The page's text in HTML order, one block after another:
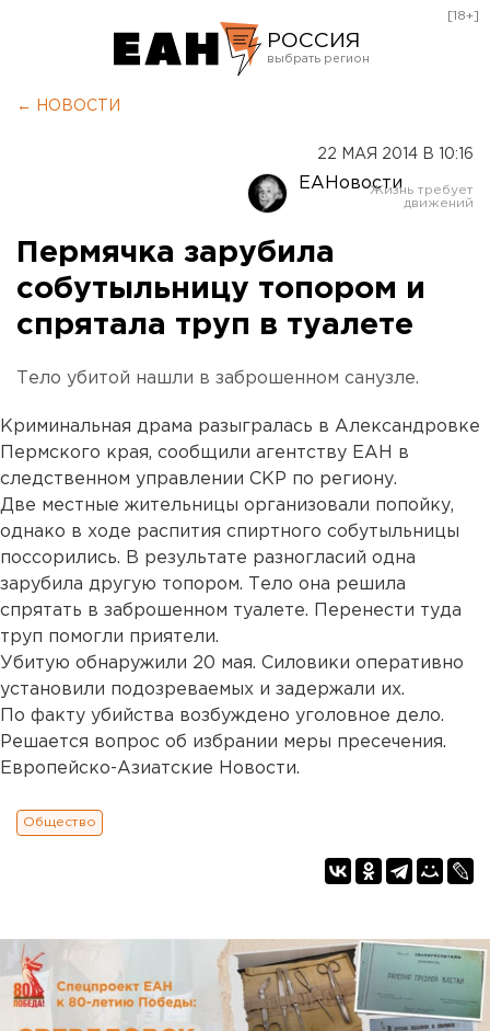
РОССИЯ
Оренбург
[18+]
← НОВОСТИ
22 МАЯ 2014 В 10:16
ЕАНовости
Пермячка зарубила
собутыльницу топором и
спрятала труп в туалете
Тело убитой нашли в заброшенном санузле.
Криминальная драма разыгралась в Александровке
Пермского края, сообщили агентству ЕАН в
следственном управлении СКР по региону.
Две местные жительницы организовали попойку,
однако в ходе распития спиртного собутыльницы
поссорились. В результате разногласий одна
зарубила другую топором. Тело она решила
спрятать в заброшенном туалете. Перенести туда
труп помогли приятели.
Убитую обнаружили 20 мая. Силовики оперативно
установили подозреваемых и задержали их.
По факту убийства возбуждено уголовное дело.
Решается вопрос об избрании меры пресечения.
Европейско-Азиатские Новости.
Общество